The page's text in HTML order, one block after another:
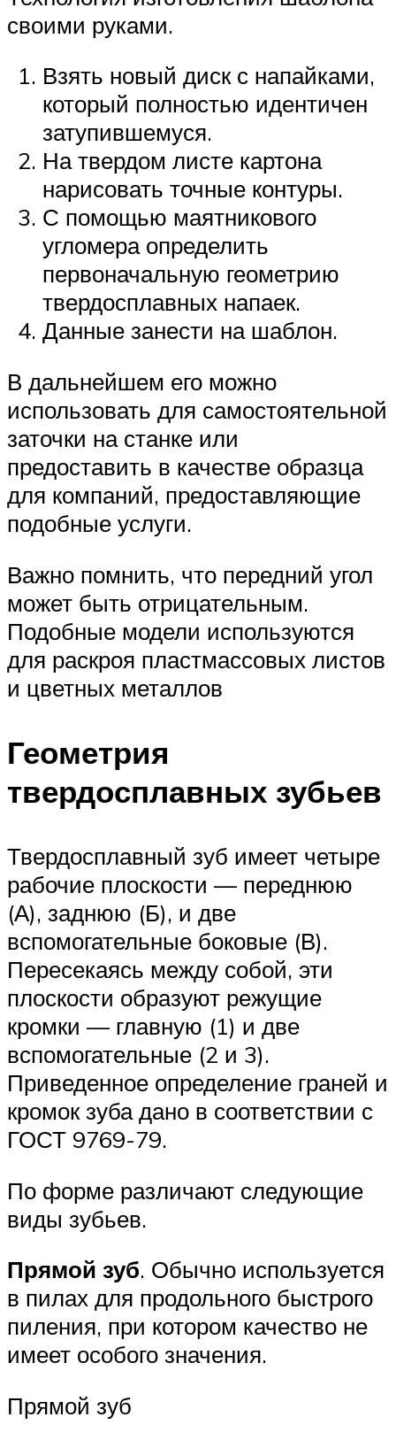
своими руками.
Взять новый диск с напайками,
который полностью идентичен
затупившемуся.
На твердом листе картона
нарисовать точные контуры.
С помощью маятникового
угломера определить
первоначальную геометрию
твердосплавных напаек.
Данные занести на шаблон.
В дальнейшем его можно
использовать для самостоятельной
заточки на станке или
предоставить в качестве образца
для компаний, предоставляющие
подобные услуги.
Важно помнить, что передний угол
может быть отрицательным.
Подобные модели используются
для раскроя пластмассовых листов
и цветных металлов
Геометрия
твердосплавных зубьев
Твердосплавный зуб имеет четыре
рабочие плоскости — переднюю
(А), заднюю (Б), и две
вспомогательные боковые (В).
Пересекаясь между собой, эти
плоскости образуют режущие
кромки — главную (1) и две
вспомогательные (2 и 3).
Приведенное определение граней и
кромок зуба дано в соответствии с
ГОСТ 9769-79.
По форме различают следующие
виды зубьев.
Прямой зуб. Обычно используется
в пилах для продольного быстрого
пиления, при котором качество не
имеет особого значения.
Прямой зуб